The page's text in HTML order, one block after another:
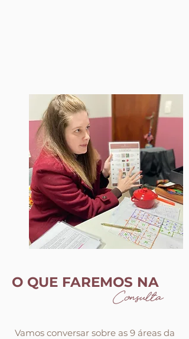
O QUE FAREMOS NA
Consulta
Vamos conversar sobre as 9 áreas da